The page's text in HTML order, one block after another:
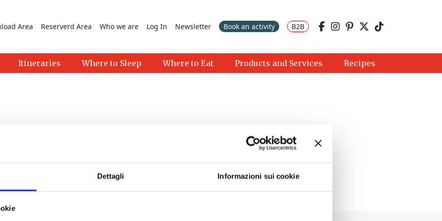
Dettagli Informazioni sui cookie
Area Reserverd Area Who we are Log In Newsletter Book an activity B2B
Itineraries Where to Sleep Where to Eat Products and Services Recipes